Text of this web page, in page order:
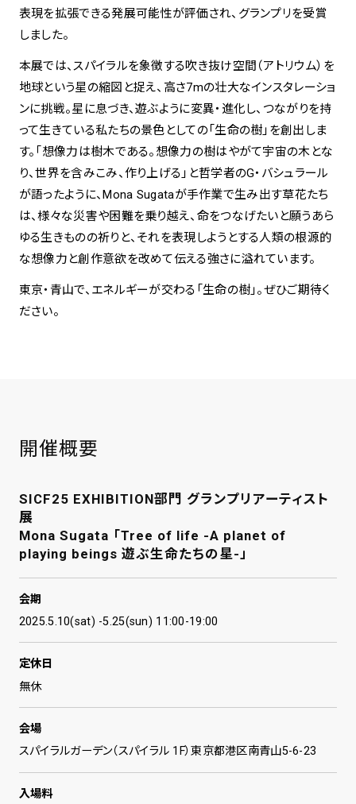
表現を拡張できる発展可能性が評価され、グランプリを受賞
しました。
本展では、スパイラルを象徴する吹き抜け空間（アトリウム）を
地球という星の縮図と捉え、高さ7mの壮大なインスタレーショ
ンに挑戦。星に息づき、遊ぶように変異・進化し、つながりを持
って生きている私たちの景色としての「生命の樹」を創出しま
す。「想像力は樹木である。想像力の樹はやがて宇宙の木とな
り、世界を含みこみ、作り上げる」と哲学者のG・バシュラール
が語ったように、Mona Sugataが手作業で生み出す草花たち
は、様々な災害や困難を乗り越え、命をつなげたいと願うあら
ゆる生きものの祈りと、それを表現しようとする人類の根源的
な想像力と創作意欲を改めて伝える強さに溢れています。
東京・青山で、エネルギーが交わる「生命の樹」。ぜひご期待く
ださい。
開催概要
SICF25 EXHIBITION部門 グランプリアーティスト
展
Mona Sugata 「Tree of life -A planet of
playing beings 遊ぶ生命たちの星-」
会期
2025.5.10(sat) -5.25(sun) 11:00-19:00
定休日
無休
会場
スパイラルガーデン（スパイラル 1F）東京都港区南青山5-6-23
入場料